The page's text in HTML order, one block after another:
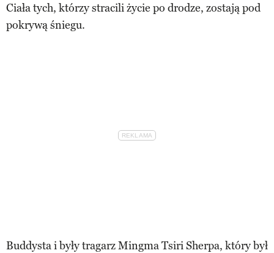
Ciała tych, którzy stracili życie po drodze, zostają pod
pokrywą śniegu.
Buddysta i były tragarz Mingma Tsiri Sherpa, który był